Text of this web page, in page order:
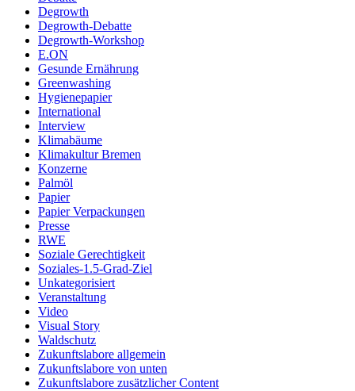
Degrowth
Degrowth-Debatte
Degrowth-Workshop
E.ON
Gesunde Ernährung
Greenwashing
Hygienepapier
International
Interview
Klimabäume
Klimakultur Bremen
Konzerne
Palmöl
Papier
Papier Verpackungen
Presse
RWE
Soziale Gerechtigkeit
Soziales-1.5-Grad-Ziel
Unkategorisiert
Veranstaltung
Video
Visual Story
Waldschutz
Zukunftslabore allgemein
Zukunftslabore von unten
Zukunftslabore zusätzlicher Content